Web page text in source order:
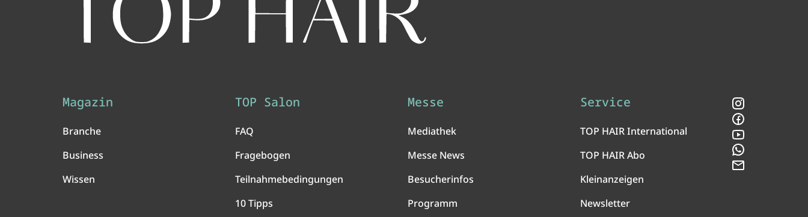
Magazin
Branche
Business
Wissen
TOP Salon
FAQ
Fragebogen
Teilnahmebedingungen
10 Tipps
Messe
Mediathek
Messe News
Besucherinfos
Programm
Service
TOP HAIR International
TOP HAIR Abo
Kleinanzeigen
Newsletter